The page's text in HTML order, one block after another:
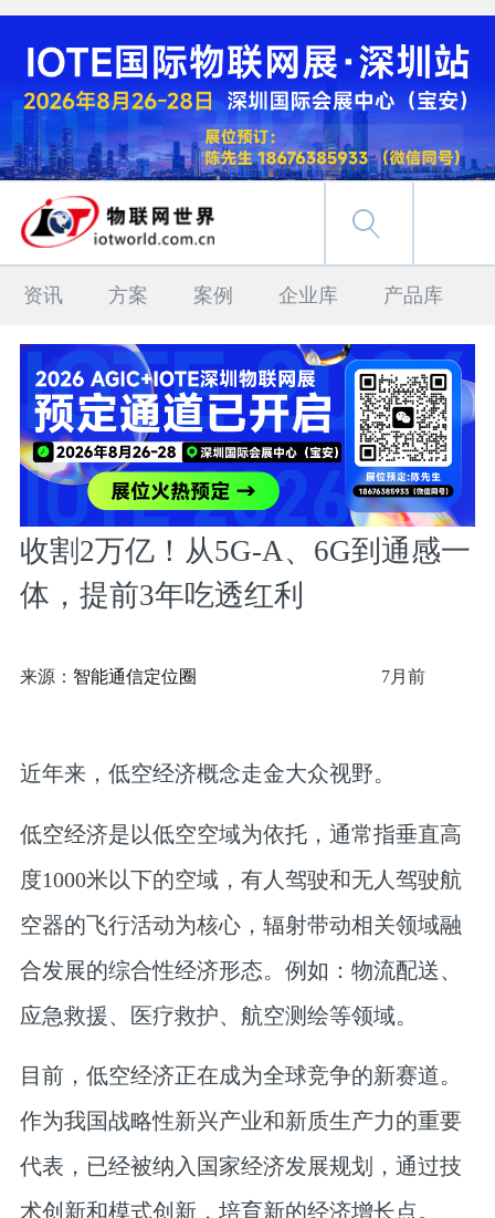
资讯 方案 案例 企业库 产品库
收割2万亿！从5G-A、6G到通感一
体，提前3年吃透红利
来源： 智能通信定位圈 7月前
近年来，低空经济概念走金大众视野。
低空经济是以低空空域为依托，通常指垂直高
度1000米以下的空域，有人驾驶和无人驾驶航
空器的飞行活动为核心，辐射带动相关领域融
合发展的综合性经济形态。 例如：物流配送、
应急救援、医疗救护、航空测绘等领域。
目前，低空经济正在成为全球竞争的新赛道。
作为我国战略性新兴产业和新质生产力的重要
代表，已经被纳入国家经济发展规划，通过技
术创新和模式创新，培育新的经济增长点。